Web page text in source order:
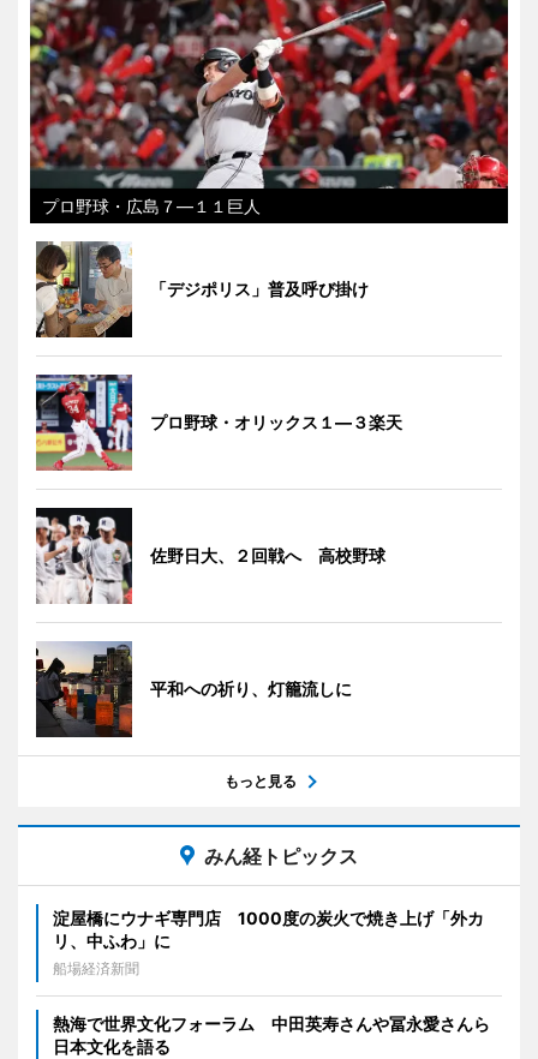
プロ野球・広島７―１１巨人
「デジポリス」普及呼び掛け
プロ野球・オリックス１―３楽天
佐野日大、２回戦へ 高校野球
平和への祈り、灯籠流しに
もっと見る
みん経トピックス
淀屋橋にウナギ専門店 1000度の炭火で焼き上げ「外カ
リ、中ふわ」に
船場経済新聞
熱海で世界文化フォーラム 中田英寿さんや冨永愛さんら
日本文化を語る